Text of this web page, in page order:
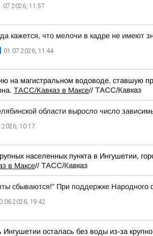
11:57
кажется, что мелочи в кадре не имеют
01.07.2026, 11:44
на магистральном водоводе, ставшую
ТАСС/Кавказ в Максе// ТАСС/Кавказ
области выросло число
10:17
населенных пункта в Ингушетии,
в Максе// ТАСС/Кавказ
сбываются!" При поддержке Народного
19:42
Ингушетии осталась без воды из-за